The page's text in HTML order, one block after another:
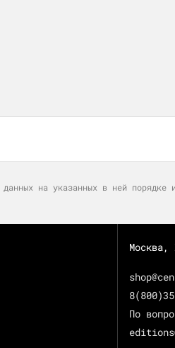
на указанных в ней порядке
Москва,
По